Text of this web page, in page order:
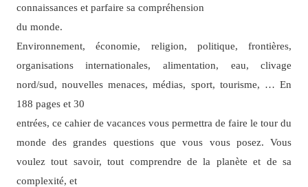
connaissances et parfaire sa compréhension
du monde.
Environnement, économie, religion, politique, frontières,
organisations internationales, alimentation, eau, clivage
nord/sud, nouvelles menaces, médias, sport, tourisme, … En
188 pages et 30
entrées, ce cahier de vacances vous permettra de faire le tour du
monde des grandes questions que vous vous posez. Vous
voulez tout savoir, tout comprendre de la planète et de sa
complexité, et